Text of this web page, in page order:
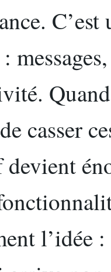
C’est
casser
l’idée :